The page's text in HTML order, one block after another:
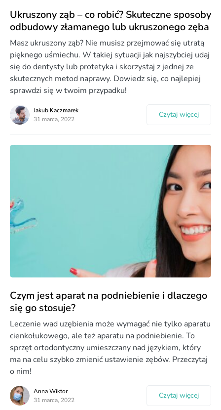
Ukruszony ząb – co robić? Skuteczne sposoby
odbudowy złamanego lub ukruszonego zęba
Masz ukruszony ząb? Nie musisz przejmować się utratą
pięknego uśmiechu. W takiej sytuacji jak najszybciej udaj
się do dentysty lub protetyka i skorzystaj z jednej ze
skutecznych metod naprawy. Dowiedz się, co najlepiej
sprawdzi się w twoim przypadku!
Jakub Kaczmarek
31 marca, 2022
Czytaj więcej
Czym jest aparat na podniebienie i dlaczego
się go stosuje?
Leczenie wad uzębienia może wymagać nie tylko aparatu
cienkołukowego, ale też aparatu na podniebienie. To
sprzęt ortodontyczny umieszczany nad językiem, który
ma na celu szybko zmienić ustawienie zębów. Przeczytaj
o nim!
Anna Wiktor
31 marca, 2022
Czytaj więcej